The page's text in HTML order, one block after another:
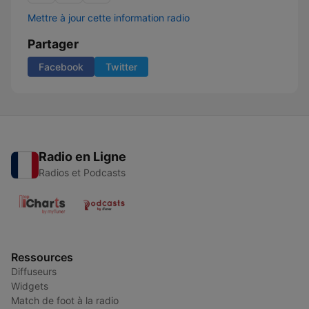
Mettre à jour cette information radio
Partager
Facebook Twitter
Radio en Ligne
Radios et Podcasts
Ressources
Diffuseurs
Widgets
Match de foot à la radio